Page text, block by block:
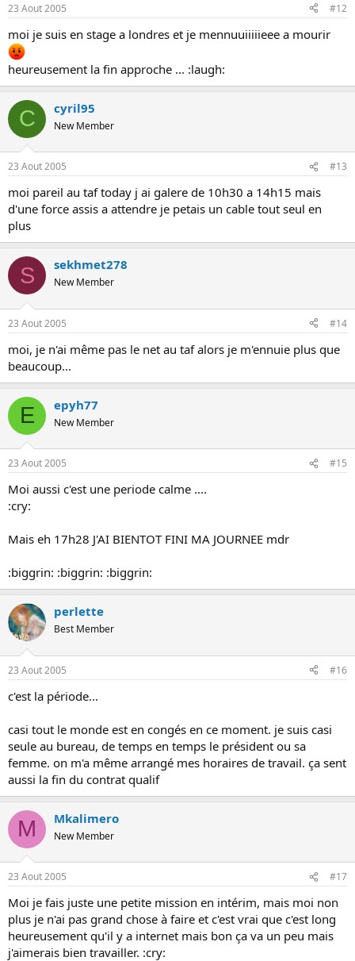
23 Aout 2005 #12
moi je suis en stage a londres et je mennuuiiiiieee a mourir
heureusement la fin approche ... :laugh:
C cyril95
New Member
23 Aout 2005 #13
moi pareil au taf today j ai galere de 10h30 a 14h15 mais
d'une force assis a attendre je petais un cable tout seul en
plus
S sekhmet278
New Member
23 Aout 2005 #14
moi, je n'ai même pas le net au taf alors je m'ennuie plus que
beaucoup...
E epyh77
New Member
23 Aout 2005 #15
Moi aussi c'est une periode calme ....
:cry:
Mais eh 17h28 J'AI BIENTOT FINI MA JOURNEE mdr
:biggrin: :biggrin: :biggrin:
perlette
Best Member
23 Aout 2005 #16
c'est la période...
casi tout le monde est en congés en ce moment. je suis casi
seule au bureau, de temps en temps le président ou sa
femme. on m'a même arrangé mes horaires de travail. ça sent
aussi la fin du contrat qualif
M Mkalimero
New Member
23 Aout 2005 #17
Moi je fais juste une petite mission en intérim, mais moi non
plus je n'ai pas grand chose à faire et c'est vrai que c'est long
heureusement qu'il y a internet mais bon ça va un peu mais
j'aimerais bien travailler. :cry: